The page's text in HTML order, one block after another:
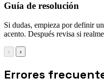
Guía de resolución
Si dudas, empieza por definir
acento. Después revisa si
‹ ›
Errores